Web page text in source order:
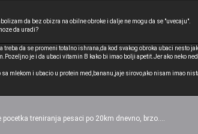
da bez obizra na obilne obroke i dalje ne mogu da se "uvecaju".
da uradi?
da se promeni totalno ishrana,da kod svakog obroka ubaci nesto
je i da ubaci vitamin B kako bi imao bolji apetit.Jer ako neko
mlekom i ubacio u protein med,bananu,jaje sirovo,ako nisam imao
treniranja pesaci po 20km dnevno, brzo....